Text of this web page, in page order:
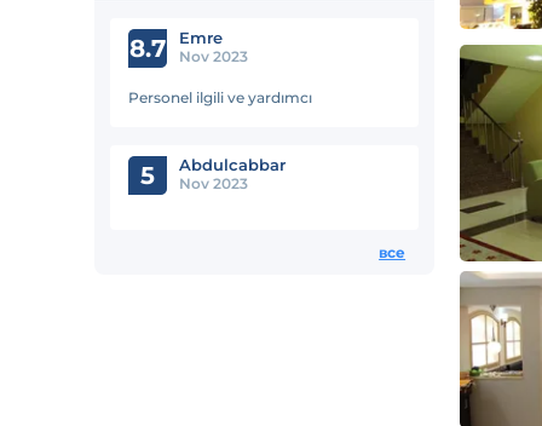
8.7 Emre
Nov 2023
Personel ilgili ve yardımcı
5 Abdulcabbar
Nov 2023
все